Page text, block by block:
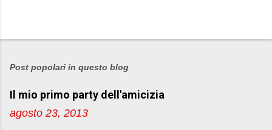
P
s
a
u
Post popolari in questo blog
Il mio primo party dell'amicizia
agosto 23, 2013